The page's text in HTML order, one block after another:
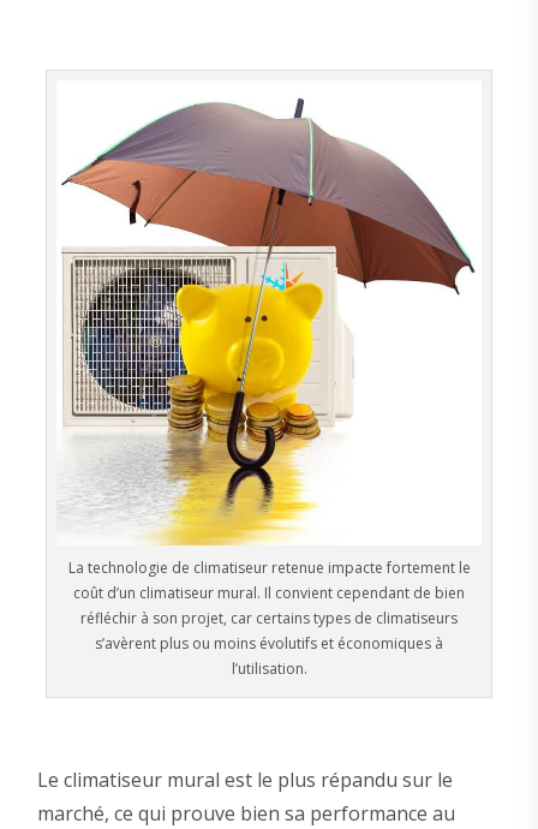
La technologie de climatiseur retenue impacte fortement le
coût d’un climatiseur mural. Il convient cependant de bien
réfléchir à son projet, car certains types de climatiseurs
s’avèrent plus ou moins évolutifs et économiques à
l’utilisation.
Le climatiseur mural est le plus répandu sur le
marché, ce qui prouve bien sa performance au